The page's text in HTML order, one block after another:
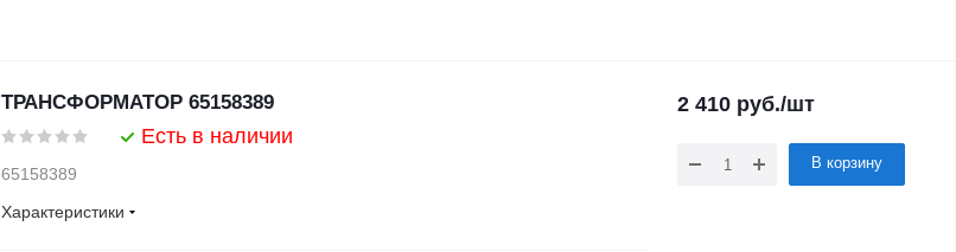
ТРАНСФОРМАТОР 65158389
Есть в наличии
65158389
Характеристики
2 410 руб./шт
В корзину